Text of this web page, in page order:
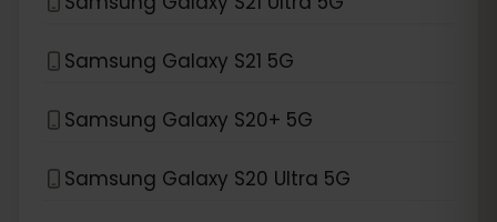
Samsung Galaxy S21 5G
Samsung Galaxy S20+ 5G
Samsung Galaxy S20 Ultra 5G